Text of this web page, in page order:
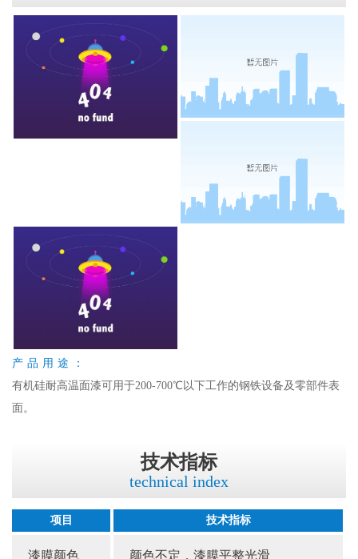
产品用途：
有机硅耐高温面漆可用于200-700℃以下工作的钢铁设备及零部件表
面。
技术指标
technical index
项目 技术指标
漆膜颜色 颜色不定，漆膜平整光滑